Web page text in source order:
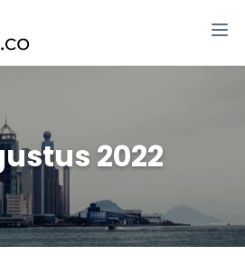
2022